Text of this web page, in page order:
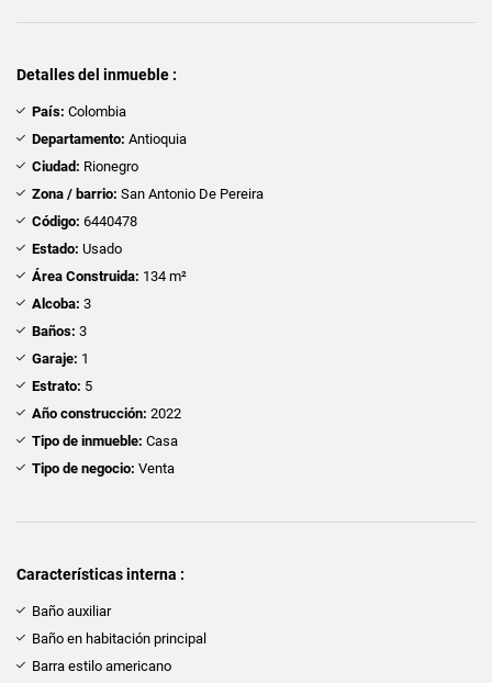
Detalles del inmueble :
País: Colombia
Departamento: Antioquia
Ciudad: Rionegro
Zona / barrio: San Antonio De Pereira
Código: 6440478
Estado: Usado
Área Construida: 134 m²
Alcoba: 3
Baños: 3
Garaje: 1
Estrato: 5
Año construcción: 2022
Tipo de inmueble: Casa
Tipo de negocio: Venta
Características interna :
Baño auxiliar
Baño en habitación principal
Barra estilo americano